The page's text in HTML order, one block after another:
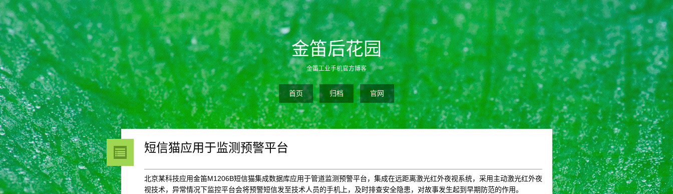
金笛后花园
金笛工业手机官方博客
首页 归档 官网
短信猫应用于监测预警平台
北京某科技应用金笛M1206B短信猫集成数据库应用于管道监测预警平台，集成在远距离激光红外夜视系统，采用主动激光红外夜
视技术，异常情况下监控平台会将预警短信发至技术人员的手机上，及时排查安全隐患，对故事发生起到早期防范的作用。